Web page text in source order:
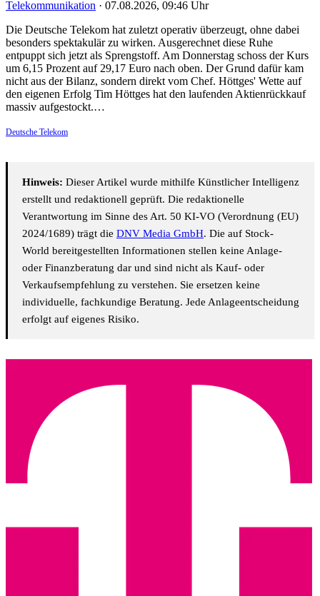
Telekommunikation · 07.08.2026, 09:46 Uhr
Die Deutsche Telekom hat zuletzt operativ überzeugt, ohne dabei
besonders spektakulär zu wirken. Ausgerechnet diese Ruhe
entpuppt sich jetzt als Sprengstoff. Am Donnerstag schoss der Kurs
um 6,15 Prozent auf 29,17 Euro nach oben. Der Grund dafür kam
nicht aus der Bilanz, sondern direkt vom Chef. Höttges' Wette auf
den eigenen Erfolg Tim Höttges hat den laufenden Aktienrückkauf
massiv aufgestockt.…
Deutsche Telekom
Hinweis: Dieser Artikel wurde mithilfe Künstlicher Intelligenz
erstellt und redaktionell geprüft. Die redaktionelle
Verantwortung im Sinne des Art. 50 KI-VO (Verordnung (EU)
2024/1689) trägt die DNV Media GmbH. Die auf Stock-
World bereitgestellten Informationen stellen keine Anlage-
oder Finanzberatung dar und sind nicht als Kauf- oder
Verkaufsempfehlung zu verstehen. Sie ersetzen keine
individuelle, fachkundige Beratung. Jede Anlageentscheidung
erfolgt auf eigenes Risiko.